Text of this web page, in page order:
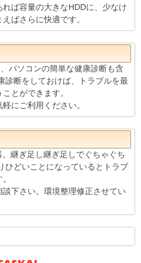
ば容量の大きなHDDに、少なけ
ばさらに快適です。
パソコンの簡単な健康診断も含
診断をしておけば、トラブルを最
とができます。
にご利用ください。
継ぎ足し継ぎ足しでぐちゃぐち
ひどいことになっているとトラブ
下さい。環境整理修正させてい